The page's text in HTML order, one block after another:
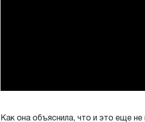
Как она объяснила, что и это еще